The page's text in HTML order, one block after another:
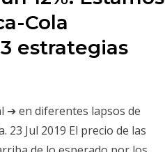
Cola
estrategias
➔ en diferentes lapsos de
Jul 2019 El precio de las